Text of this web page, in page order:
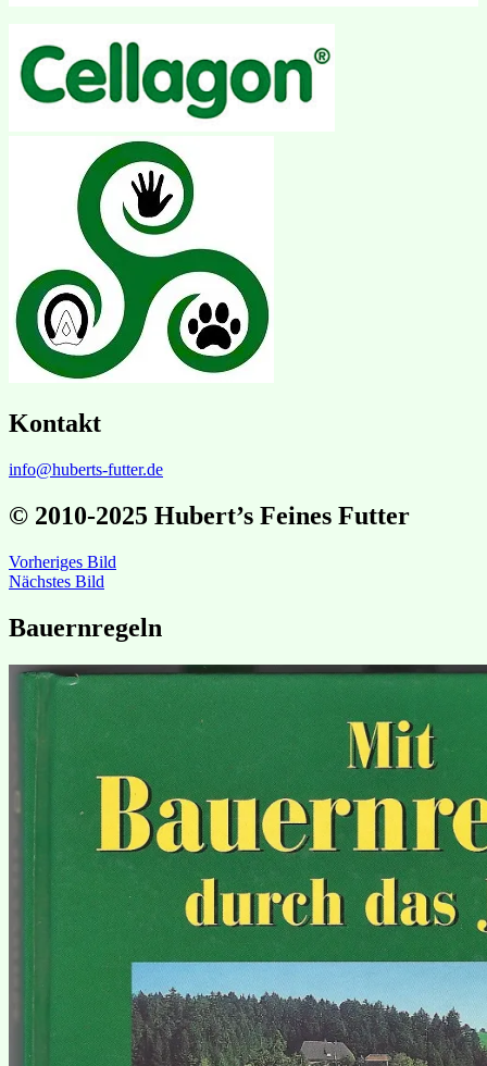
Kontakt
info@huberts-futter.de
© 2010-2025 Hubert’s Feines Futter
Vorheriges Bild
Nächstes Bild
Bauernregeln